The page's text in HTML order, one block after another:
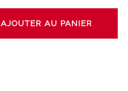
AJOUTER AU PANIER